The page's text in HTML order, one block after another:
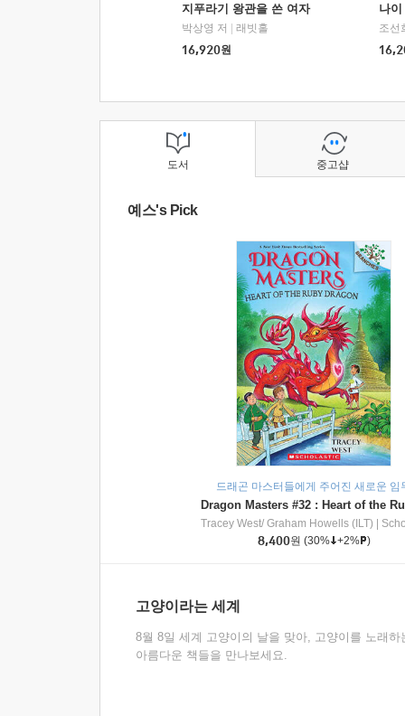
지푸라기 왕관을 쓴 여자
박상영 저
래빗홀
16,920원
나
조선
도서
예스's Pick
드래곤 마스터들에게 주어진 새로운 임
Tracey West/ Graham Howells (ILT)
8,400원 (30% +2% )
고양이라는 세계
8월 8일 세계 고양이의 날을 맞아, 고양이를 노래하
아름다운 책들을 만나보세요.
중고샵